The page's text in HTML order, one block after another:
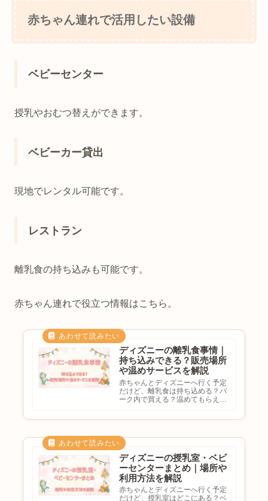
ゾートにはランドとシーがあり...
赤ちゃん連れで活用したい設備
ベビーセンター
授乳やおむつ替えができます。
ベビーカー貸出
現地でレンタル可能です。
レストラン
離乳食の持ち込みも可能です。
赤ちゃん連れで役立つ情報はこちら。
ディズニーの離乳食事情｜
持ち込みできる？販売場所
や温めサービスを解説
赤ちゃんとディズニーへ行く予定
だけど、離乳食は持ち込める？パ
ーク内で買える？温めてもらえ
ておくと安心です。この記事で
は、...
ディズニーの授乳室・ベビ
ーセンターまとめ｜場所や
利用方法を解説
赤ちゃんとディズニーへ行く予定
だけど、授乳室はどこにある？ベ